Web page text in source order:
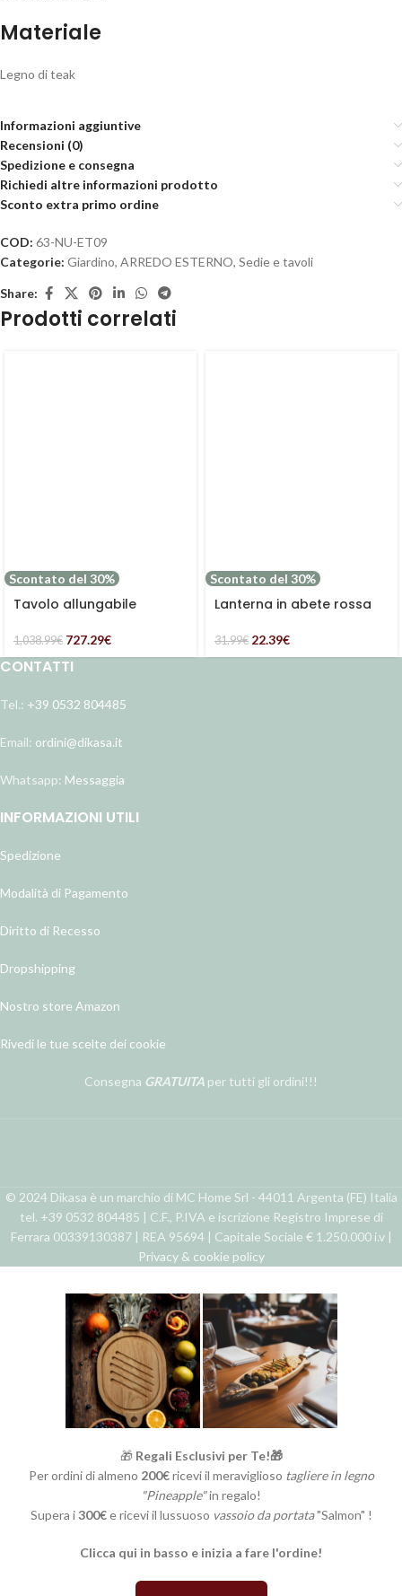
Materiale
Legno di teak
Informazioni aggiuntive
Recensioni (0)
Spedizione e consegna
Richiedi altre informazioni prodotto
Sconto extra primo ordine
COD: 63-NU-ET09
Categorie: Giardino, ARREDO ESTERNO, Sedie e tavoli
Share:
Prodotti correlati
Scontato del 30%
Tavolo allungabile
per ombrellone
1,038.99€ 727.29€
Scontato del 30%
Lanterna in abete rossa
31.99€ 22.39€
CONTATTI
Tel.: +39 0532 804485
Email: ordini@dikasa.it
Whatsapp: Messaggia
INFORMAZIONI UTILI
Spedizione
Modalità di Pagamento
Diritto di Recesso
Dropshipping
Nostro store Amazon
Rivedi le tue scelte dei cookie
Consegna GRATUITA per tutti gli ordini!!!
© 2024 Dikasa è un marchio di MC Home Srl - 44011 Argenta (FE) Italia
tel. +39 0532 804485 | C.F., P.IVA e iscrizione Registro Imprese di
Ferrara 00339130387 | REA 95694 | Capitale Sociale € 1.250.000 i.v |
Privacy & cookie policy
🎁 Regali Esclusivi per Te!🎁
Per ordini di almeno 200€ricevi il meraviglioso tagliere in legno
"Pineapple"in regalo!
Supera i300€e ricevi il lussuoso vassoio da portata"Salmon" !
Clicca qui in basso e inizia a fare l'ordine!